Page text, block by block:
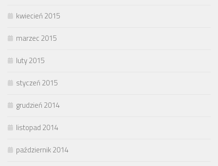
kwiecień 2015
marzec 2015
luty 2015
styczeń 2015
grudzień 2014
listopad 2014
październik 2014